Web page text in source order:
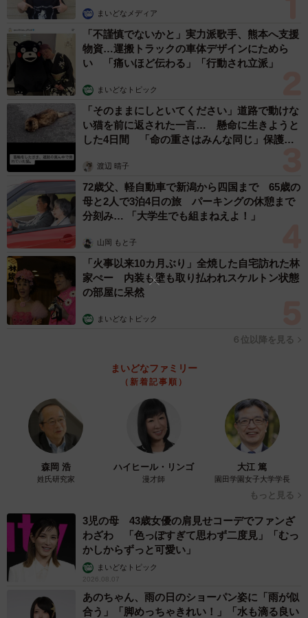
（JackF/stock.adobe.com）
「成長過程に必要なこと」なんて都合よく解釈し
ないで
ドイツでの体験をSNSに投稿したところ、いじめ被害者だ
った方からコメントをいただきました。
先生、いじめ加害者、いじめ被害者（コメントをくれた
方）で話し合ったところ、実はいじめ加害者のひとりは別
の生徒にいじめを受けており、そのストレス発散のために
いじめをしていたと告白したそうです。その他の加害者
も、中学受験のストレスや家庭内不和などを抱えていたと
いじめに関する最近の報道を見ている限り、日本ではいじ
めを軽く捉えていると感じます。
「子どものやることだから仕方がない」「成長過程に必要
なこと」などと都合よく解釈せず、学校・園、子ども、保
護者の全員が問題に向き合い、根本的な原因を解決する姿
まいどなメディア
「不謹慎でないかと」実力派歌手、熊本へ支援
物資…運搬トラックの車体デザインにためら
い 「痛いほど伝わる」「行動され立派」
まいどなトピック
「そのままにしといてください」道路で動けな
い猫を前に返された一言… 懸命に生きようと
した4日間 「命の重さはみんな同じ」保護団
渡辺 晴子
72歳父、軽自動車で新潟から四国まで 65歳の
母と2人で3泊4日の旅 パーキングの休憩まで
分刻み… 「大学生でも組まねえよ！」
山岡 もと子
「火事以来10カ月ぶり」全焼した自宅訪れた林
家ぺー 内装も壁も取り払われスケルトン状態
の部屋に呆然
まいどなトピック
６位以降を見る
まいどなファミリー
（新着記事順）
森岡 浩
姓氏研究家
ハイヒール・リンゴ
漫才師
大江 篤
園田学園女子大学学長
もっと見る
3児の母 43歳女優の肩見せコーデでファンざ
わざわ 「色っぽすぎて思わず二度見」「むっ
かしからずっと可愛い」
まいどなトピック
2026.08.07
あのちゃん、雨の日のショーパン姿に「雨が似
合う」「脚めっちゃきれい！」「水も滴る良い